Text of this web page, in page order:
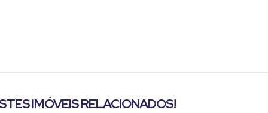
IMÓVEIS RELACIONADOS!